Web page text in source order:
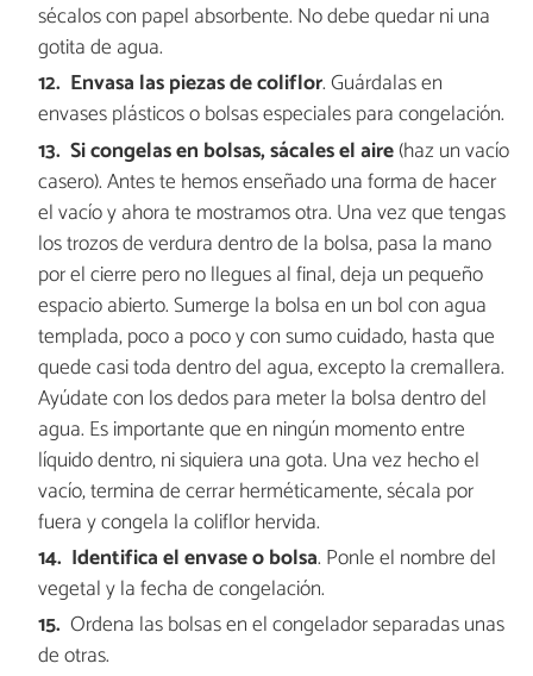
sécalos con papel absorbente. No debe quedar ni una
gotita de agua.
Envasa las piezas de coliflor. Guárdalas en
envases plásticos o bolsas especiales para congelación.
Si congelas en bolsas, sácales el aire(haz un vacío
casero). Antes te hemos enseñado una forma de hacer
el vacío y ahora te mostramos otra. Una vez que tengas
los trozos de verdura dentro de la bolsa, pasa la mano
por el cierre pero no llegues al final, deja un pequeño
espacio abierto. Sumerge la bolsa en un bol con agua
templada, poco a poco y con sumo cuidado, hasta que
quede casi toda dentro del agua, excepto la cremallera.
Ayúdate con los dedos para meter la bolsa dentro del
agua. Es importante que en ningún momento entre
líquido dentro, ni siquiera una gota. Una vez hecho el
vacío, termina de cerrar herméticamente, sécala por
fuera y congela la coliflor hervida.
Identifica el envase o bolsa. Ponle el nombre del
vegetal y la fecha de congelación.
Ordena las bolsas en el congelador separadas unas
de otras.